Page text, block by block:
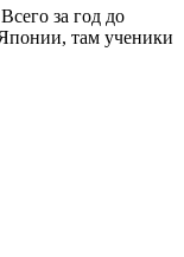
за год до
там ученики